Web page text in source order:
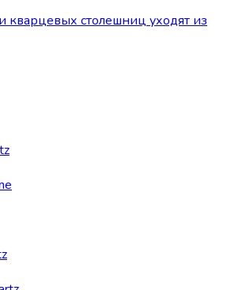
кварцевых столешниц уходят из